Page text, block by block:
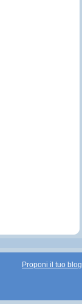
Proponi il tuo blog